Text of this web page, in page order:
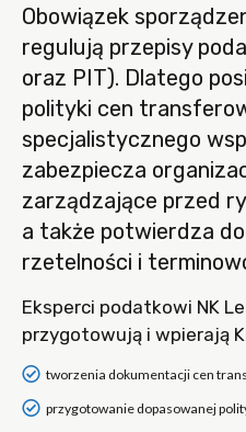
Obowiązek
regulują przepisy
oraz PIT). Dlatego
polityki cen
specjalistycznego
zabezpiecza
zarządzające przed
a także potwierdza
rzetelności i
Eksperci podatkowi NK
przygotowują i wpierają
tworzenia dokumentacji cen
przygotowanie dopasowanej